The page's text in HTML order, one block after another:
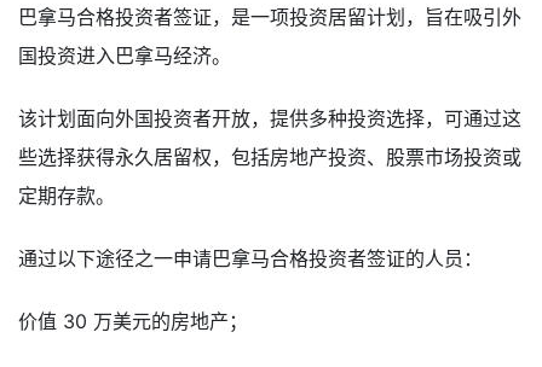
巴拿马合格投资者签证，是一项投资居留计划，旨在吸引外
国投资进入巴拿马经济。
该计划面向外国投资者开放，提供多种投资选择，可通过这
些选择获得永久居留权，包括房地产投资、股票市场投资或
定期存款。
通过以下途径之一申请巴拿马合格投资者签证的人员：
价值 30 万美元的房地产；